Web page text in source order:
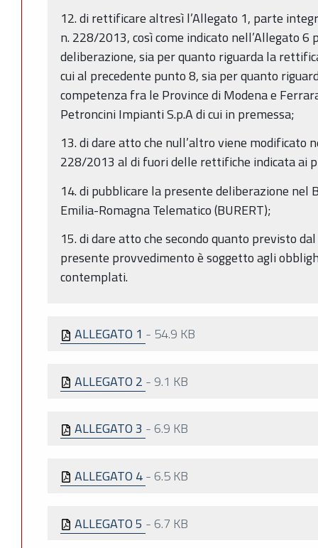
12. di rettificare altresì l’Allegato 1, parte
n. 228/2013, così come indicato nell’Allegato
deliberazione, sia per quanto riguarda la
cui al precedente punto 8, sia per quanto
competenza fra le Province di Modena e
Petroncini Impianti S.p.A di cui in premessa;
13. di dare atto che null’altro viene modificato
228/2013 al di fuori delle rettifiche indicata ai
14. di pubblicare la presente deliberazione
Emilia-Romagna Telematico (BURERT);
15. di dare atto che secondo quanto previsto
presente provvedimento è soggetto agli
contemplati.
ALLEGATO 1 - 54.9 KB
ALLEGATO 2 - 9.1 KB
ALLEGATO 3 - 6.9 KB
ALLEGATO 4- 6.5 KB
ALLEGATO 5 - 6.7 KB